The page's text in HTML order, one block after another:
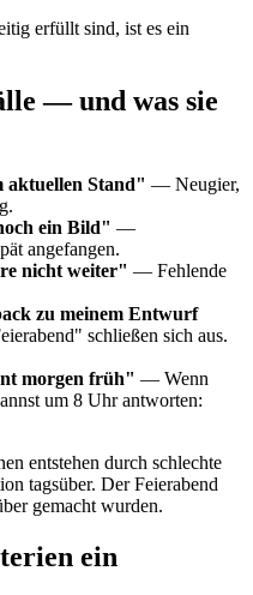
erfüllt sind, ist es ein
— und was sie
aktuellen Stand" — Neugier,
ein Bild" —
angefangen.
nicht weiter" — Fehlende
zu meinem Entwurf
schließen sich aus.
morgen früh" — Wenn
um 8 Uhr antworten:
entstehen durch schlechte
tagsüber. Der Feierabend
gemacht wurden.
ein